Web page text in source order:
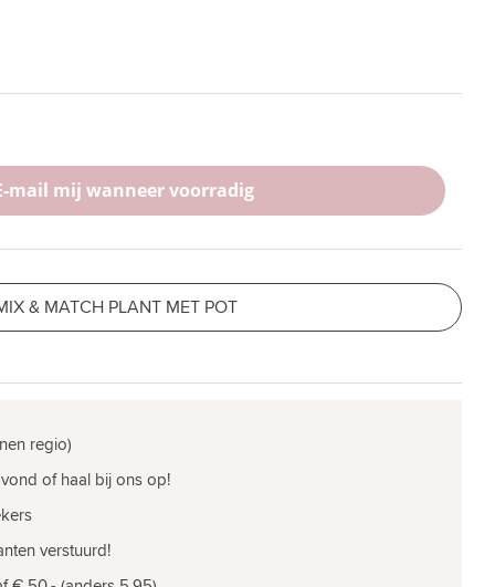
mail mij wanneer voorradig
& MATCH PLANT MET POT
regio)
of haal bij ons op!
verstuurd!